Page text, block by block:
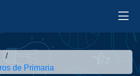
de Primaria